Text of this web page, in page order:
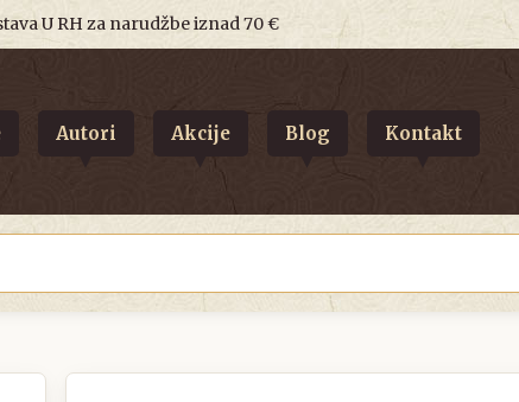
U RH za narudžbe iznad 70 €
Autori Akcije Blog Kontakt